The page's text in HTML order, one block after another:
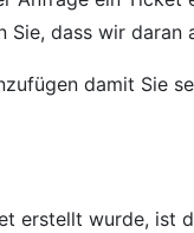
dass wir daran
damit Sie
erstellt wurde, ist